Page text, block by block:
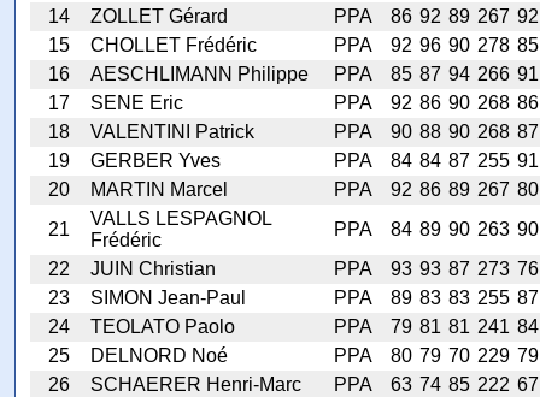
14
ZOLLET Gérard PPA 86 92 89 267 92
15
CHOLLET Frédéric PPA 92 96 90 278 85
16
AESCHLIMANN Philippe PPA 85 87 94 266 91
17
SENE Eric PPA 92 86 90 268 86
18
VALENTINI Patrick PPA 90 88 90 268 87
19
GERBER Yves PPA 84 84 87 255 91
20
MARTIN Marcel PPA 92 86 89 267 80
21
VALLS LESPAGNOL
Frédéric
PPA 84 89 90 263 90
22
JUIN Christian PPA 93 93 87 273 76
23
SIMON Jean-Paul PPA 89 83 83 255 87
24
TEOLATO Paolo PPA 79 81 81 241 84
25
DELNORD Noé PPA 80 79 70 229 79
26
SCHAERER Henri-Marc PPA 63 74 85 222 67